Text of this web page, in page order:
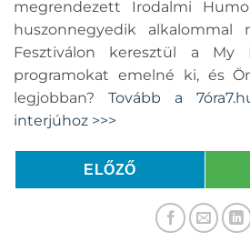
megrendezett Irodalmi
huszonnegyedik alkalommal
Fesztiválon keresztül a My
programokat emelné ki, és
legjobban? Tovább a
interjúhoz >>>
ELŐZŐ